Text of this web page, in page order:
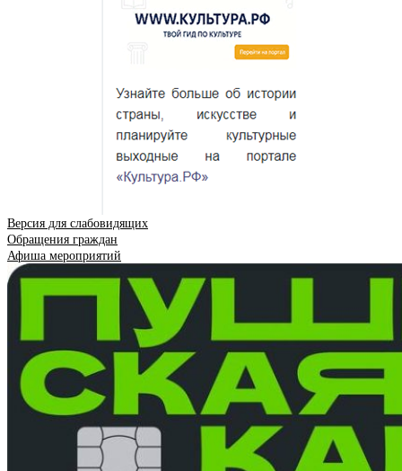
Версия для слабовидящих
Обращения граждан
Афиша мероприятий